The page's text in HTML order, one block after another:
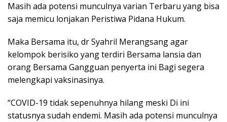
Masih ada potensi munculnya varian Terbaru yang bisa
saja memicu lonjakan Peristiwa Pidana Hukum.
Maka Bersama itu, dr Syahril Merangsang agar
kelompok berisiko yang terdiri Bersama lansia dan
orang Bersama Gangguan penyerta ini Bagi segera
melengkapi vaksinasinya.
“COVID-19 tidak sepenuhnya hilang meski Di ini
statusnya sudah endemi. Masih ada potensi munculnya